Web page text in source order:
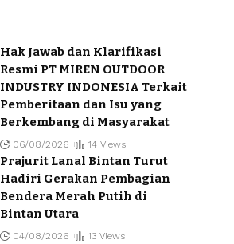
Hak Jawab dan Klarifikasi
Resmi PT MIREN OUTDOOR
INDUSTRY INDONESIA Terkait
Pemberitaan dan Isu yang
Berkembang di Masyarakat
06/08/2026 14 Views
Prajurit Lanal Bintan Turut
Hadiri Gerakan Pembagian
Bendera Merah Putih di
Bintan Utara
04/08/2026 13 Views